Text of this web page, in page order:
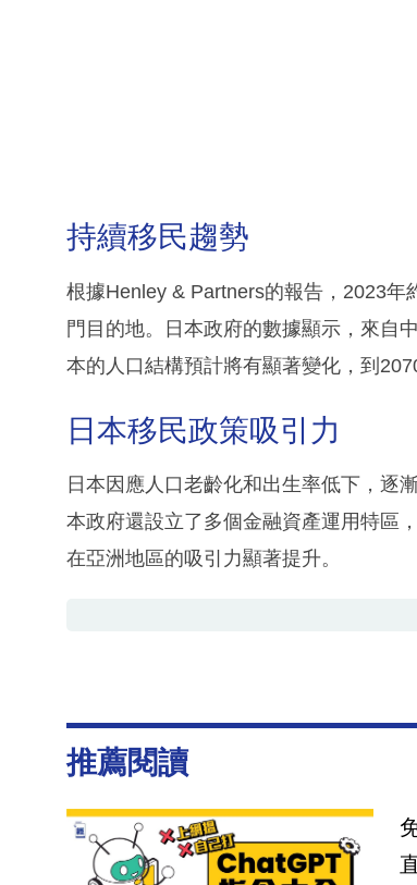
持續移民趨勢
根據Henley & Partners的報告，2023
門目的地。日本政府的數據顯示，來自
本的人口結構預計將有顯著變化，到
日本移民政策吸引力
日本因應人口老齡化和出生率低下，逐
本政府還設立了多個金融資產運用特區
在亞洲地區的吸引力顯著提升。
推薦閱讀